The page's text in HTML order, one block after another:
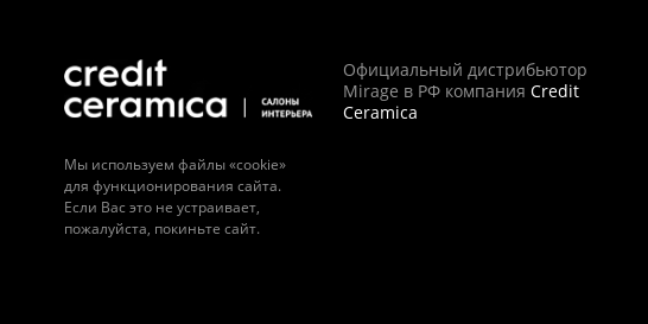
Мы используем файлы «cookie»
для функционирования сайта.
Если Вас это не устраивает,
пожалуйста, покиньте сайт.
Официальный дистрибьютор
Mirage в РФ компания Credit
Ceramica